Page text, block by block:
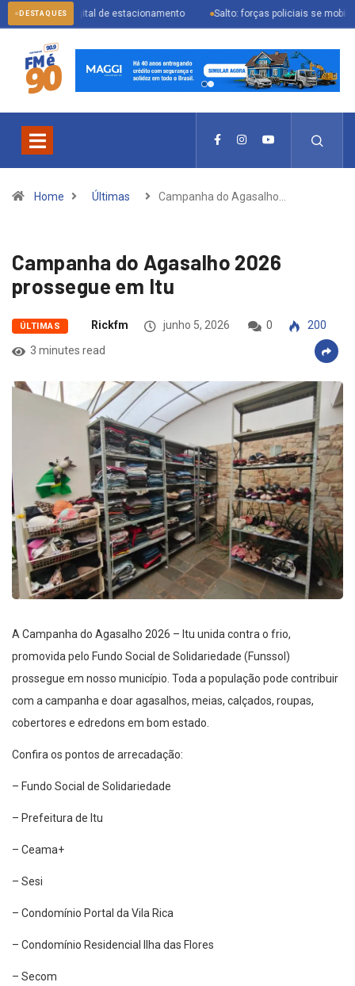
DESTAQUES
digital de estacionamento Salto: forças policiais se mobilizam para
Home Últimas Campanha do Agasalho…
Campanha do Agasalho 2026
prossegue em Itu
ÚLTIMAS Rickfm junho 5, 2026 0
200
3 minutes read
A Campanha do Agasalho 2026 – Itu unida contra o frio,
promovida pelo Fundo Social de Solidariedade (Funssol)
prossegue em nosso município. Toda a população pode contribuir
com a campanha e doar agasalhos, meias, calçados, roupas,
cobertores e edredons em bom estado.
Confira os pontos de arrecadação:
– Fundo Social de Solidariedade
– Prefeitura de Itu
– Ceama+
– Sesi
– Condomínio Portal da Vila Rica
– Condomínio Residencial Ilha das Flores
– Secom